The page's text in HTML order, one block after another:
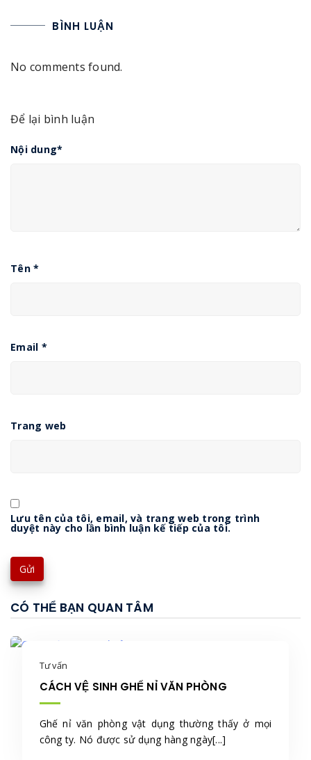
BÌNH LUẬN
No comments found.
Để lại bình luận
Nội dung*
Tên *
Email *
Trang web
Lưu tên của tôi, email, và trang web trong trình
duyệt này cho lần bình luận kế tiếp của tôi.
CÓ THỂ BẠN QUAN TÂM
Tư vấn
CÁCH VỆ SINH GHẾ NỈ VĂN PHÒNG
Ghế nỉ văn phòng vật dụng thường thấy ở mọi
công ty. Nó được sử dụng hàng ngày[...]